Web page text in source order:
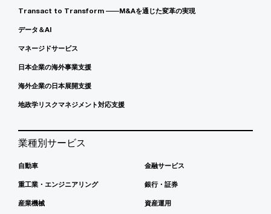
Transact to Transform ――M&Aを通じた変革の実現
データ＆AI
マネージドサービス
日本企業の海外事業支援
海外企業の日本展開支援
地政学リスクマネジメント対応支援
業種別サービス
自動車
重工業・エンジニアリング
産業機械
金融サービス
銀行・証券
資産運用